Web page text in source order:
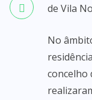
de Vila
No
concelho